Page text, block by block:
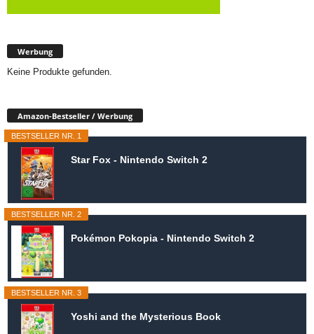
Werbung
Keine Produkte gefunden.
Amazon-Bestseller / Werbung
BESTSELLER NR. 1
Star Fox - Nintendo Switch 2
BESTSELLER NR. 2
Pokémon Pokopia - Nintendo Switch 2
BESTSELLER NR. 3
Yoshi and the Mysterious Book